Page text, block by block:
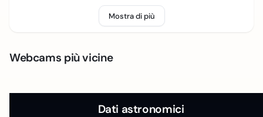
Mostra di più
Webcams più vicine
Dati astronomici